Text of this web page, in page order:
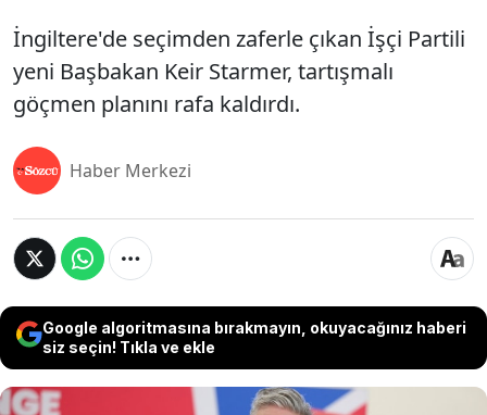
İngiltere'de seçimden zaferle çıkan İşçi Partili
yeni Başbakan Keir Starmer, tartışmalı
göçmen planını rafa kaldırdı.
Haber Merkezi
Google algoritmasına bırakmayın, okuyacağınız haberi
siz seçin! Tıkla ve ekle